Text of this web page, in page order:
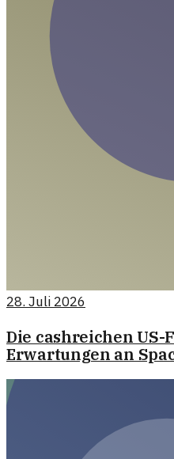
28. Juli 2026
Die cashreichen US-
Erwartungen an